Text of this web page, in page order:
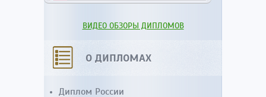
ВИДЕО ОБЗОРЫ ДИПЛОМОВ
О ДИПЛОМАХ
Диплом России